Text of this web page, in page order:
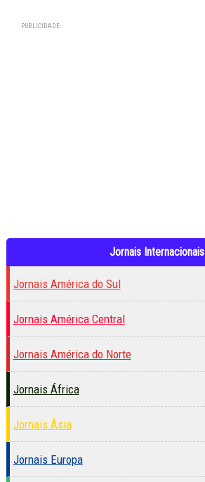
PUBLICIDADE:
Jornais Internacionais
Jornais América do Sul
Jornais América Central
Jornais América do Norte
Jornais África
Jornais Ásia
Jornais Europa